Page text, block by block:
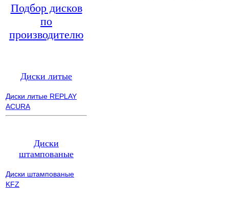
Подбор дисков
по
производителю
Диски литые
Диски литые REPLAY
ACURA
Диски
штампованые
Диски штампованые
KFZ